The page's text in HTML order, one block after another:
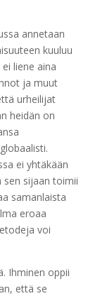
annetaan
kuuluu
liene aina
ja muut
urheilijat
heidän on
ei yhtäkään
sijaan toimii
samanlaista
eroaa
voi
Ihminen oppii
että se